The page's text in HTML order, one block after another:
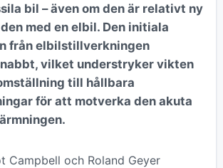
bil – även om den är relativt ny
med en elbil. Den initiala
från elbilstillverkningen
vilket understryker vikten
till hållbara
för att motverka den akuta
Campbell och Roland Geyer